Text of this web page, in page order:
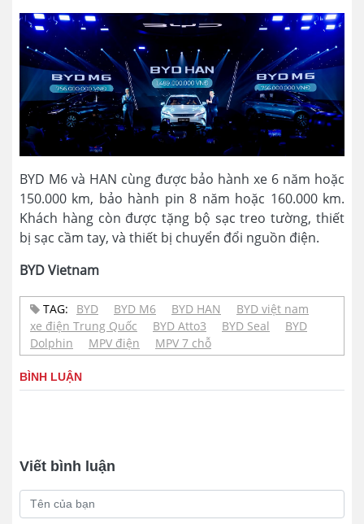
BYD M6 và HAN cùng được bảo hành xe 6 năm hoặc
150.000 km, bảo hành pin 8 năm hoặc 160.000 km.
Khách hàng còn được tặng bộ sạc treo tường, thiết
bị sạc cầm tay, và thiết bị chuyển đổi nguồn điện.
BYD Vietnam
TAG: BYD BYD M6 BYD HAN
BYD việt nam
xe điện Trung Quốc
BYD Atto3 BYD Seal
BYD
Dolphin
MPV điện MPV 7 chỗ
BÌNH LUẬN
Viết bình luận